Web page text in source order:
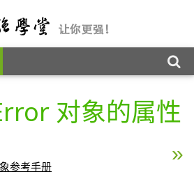
对象的属性
方法 ASP Drives 属性 »
参考手册